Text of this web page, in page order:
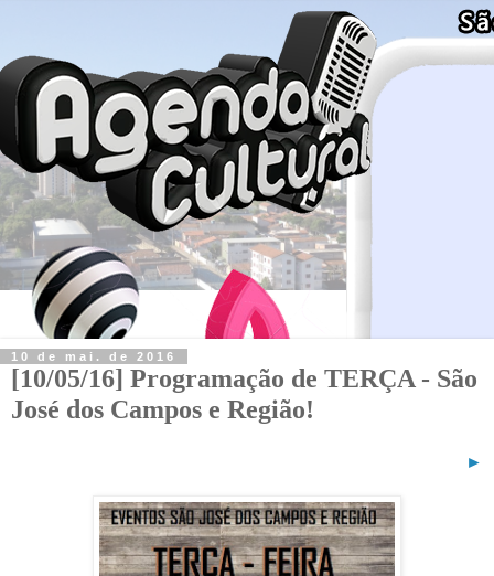
10 de mai. de 2016
[10/05/16] Programação de TERÇA - São
José dos Campos e Região!
►